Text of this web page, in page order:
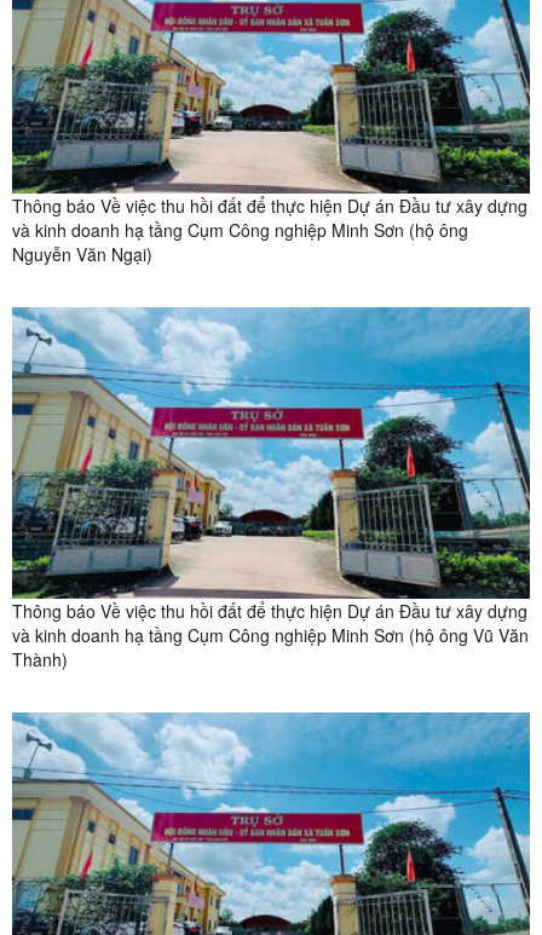
Thông báo Về việc thu hồi đất để thực hiện Dự án Đầu tư xây dựng
và kinh doanh hạ tầng Cụm Công nghiệp Minh Sơn (hộ ông
Nguyễn Văn Ngại)
Thông báo Về việc thu hồi đất để thực hiện Dự án Đầu tư xây dựng
và kinh doanh hạ tầng Cụm Công nghiệp Minh Sơn (hộ ông Vũ Văn
Thành)